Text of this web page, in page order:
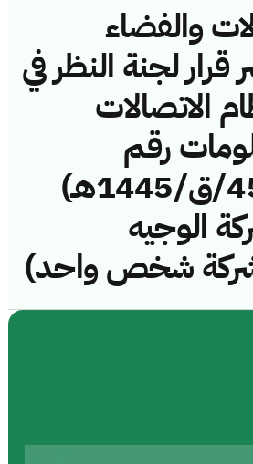
والفضاء
قرار لجنة النظر في
الاتصالات
رقم
(45114958/ق/1445هـ)
الوجيه
شركة شخص واحد)